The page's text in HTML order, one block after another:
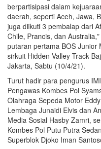
berpartisipasi dalam
daerah, seperti Aceh, Jawa,
juga diikuti 3 pembalap dari
Chile, Prancis, dan
putaran pertama BOS Junior
sirkuit Hidden Valley Track
Jakarta, Sabtu (10/4/21).
Turut hadir para pengurus
Pengawas Kombes Pol
Olahraga Sepeda Motor
Lembaga Junaidi Elvis dan
Media Sosial Hasby Zamri,
Kombes Pol Putu Putra
Superblok Djoko Iman